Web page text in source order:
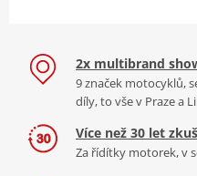
2x multibrand
9 značek motocyklů,
díly, to vše v Praze a
Více než 30 let
Za řídítky motorek, v